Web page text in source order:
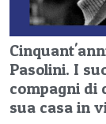
Pasolini. I
compagni di
sua casa in